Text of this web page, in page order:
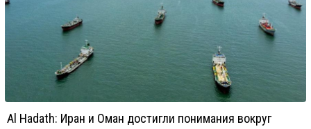
Al Hadath: Иран и Оман достигли понимания вокруг